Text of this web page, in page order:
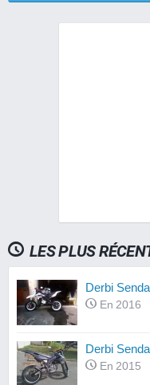
LES PLUS
Derbi
En 2016
Derbi
En 2015